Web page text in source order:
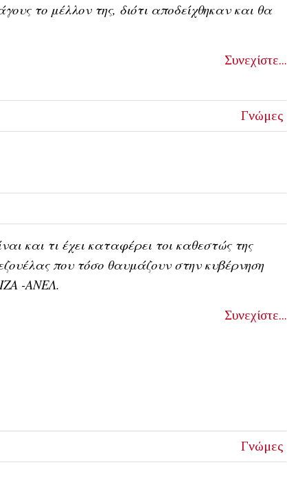
το μέλλον της, διότι αποδείχθηκαν και θα
Συνεχίστε...
Γνώμες
και τι έχει καταφέρει τοι καθεστώς της
που τόσο θαυμάζουν στην κυβέρνηση
-ΑΝΕΛ.
Συνεχίστε...
Γνώμες